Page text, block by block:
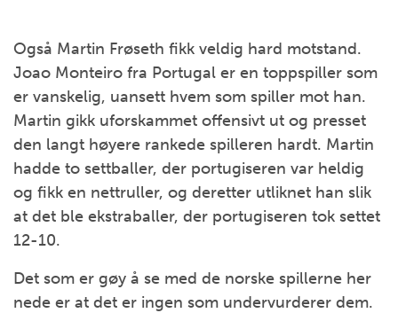
Også Martin Frøseth fikk veldig hard motstand.
Joao Monteiro fra Portugal er en toppspiller som
er vanskelig, uansett hvem som spiller mot han.
Martin gikk uforskammet offensivt ut og presset
den langt høyere rankede spilleren hardt. Martin
hadde to settballer, der portugiseren var heldig
og fikk en nettruller, og deretter utliknet han slik
at det ble ekstraballer, der portugiseren tok settet
12-10.
Det som er gøy å se med de norske spillerne her
nede er at det er ingen som undervurderer dem.